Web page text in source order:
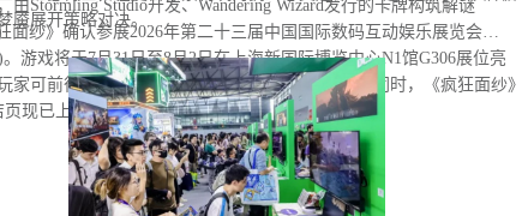
魇展开策略对决。
由Stormling Studio开发、Wandering Wizard发行的卡牌构筑解谜
面纱》确认参展2026年第二十三届中国国际数码互动娱乐展览会
。游戏将于7月31日至8月2日在上海新国际博览中心N1馆G306展位亮
家可前往蜗牛游戏展台亲身体验试玩Demo。与此同时，《疯狂面纱》
页现已上线，玩家可提前加入愿望单。